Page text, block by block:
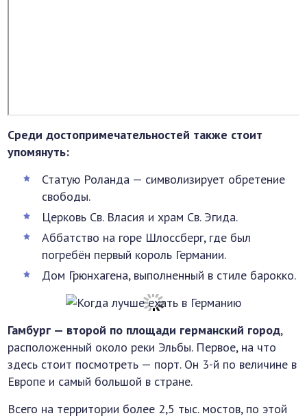
Среди достопримечательностей также стоит
упомянуть:
Статую Роланда — символизирует обретение
свободы.
Церковь Св. Власия и храм Св. Эгида.
Аббатство на горе Шлоссберг, где был
погребён первый король Германии.
Дом Грюнхагена, выполненный в стиле барокко.
Гамбург — второй по площади германский город,
расположенный около реки Эльбы. Первое, на что
здесь стоит посмотреть — порт. Он 3-й по величине в
Европе и самый большой в стране.
Всего на территории более 2,5 тыс. мостов, по этой